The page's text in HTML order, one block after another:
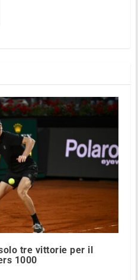
tre vittorie per il
1000